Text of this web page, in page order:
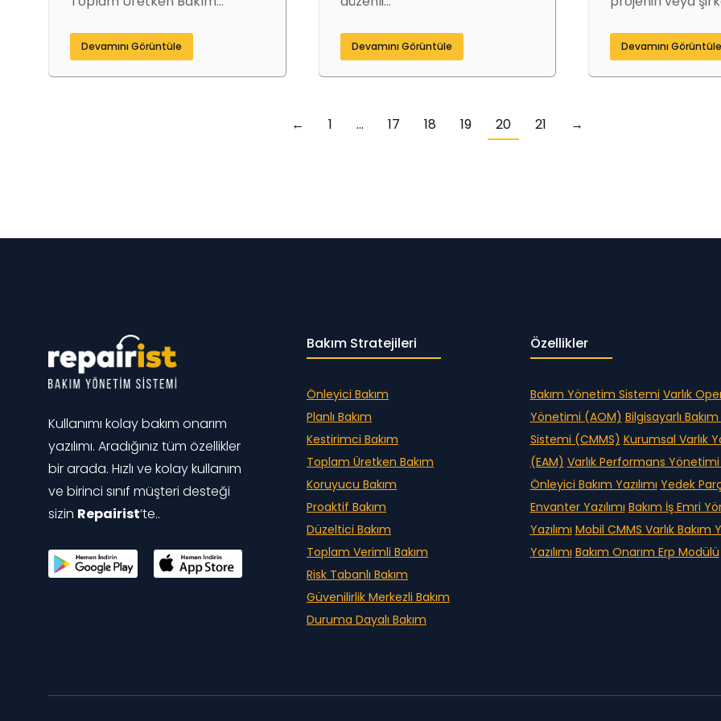
Devamını Görüntüle Devamını Görüntüle Devamını Görüntüle
← 1 … 17 18 19 20 21 →
Kullanımı kolay bakım onarım
yazılımı. Aradığınız tüm özellikler
bir arada. Hızlı ve kolay kullanım
ve birinci sınıf müşteri desteği
sizin Repairist‘te..
Bakım Stratejileri
Önleyici Bakım
Planlı Bakım
Kestirimci Bakım
Toplam Üretken Bakım
Koruyucu Bakım
Proaktif Bakım
Düzeltici Bakım
Toplam Verimli Bakım
Risk Tabanlı Bakım
Güvenilirlik Merkezli Bakım
Duruma Dayalı Bakım
Özellikler
Bakım Yönetim Sistemi Varlık
Yönetimi (AOM) Bilgisayarlı
Sistemi (CMMS) Kurumsal Varlık
(EAM) Varlık Performans
Önleyici Bakım Yazılımı Yedek
Envanter Yazılımı Bakım İş Emri
Yazılımı Mobil CMMS Varlık Bakım
Yazılımı Bakım Onarım Erp Modülü